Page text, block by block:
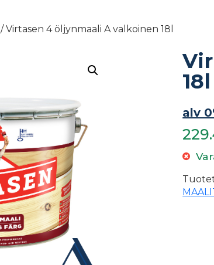
/ Virtasen 4 öljynmaali A valkoinen 18l
18l
alv